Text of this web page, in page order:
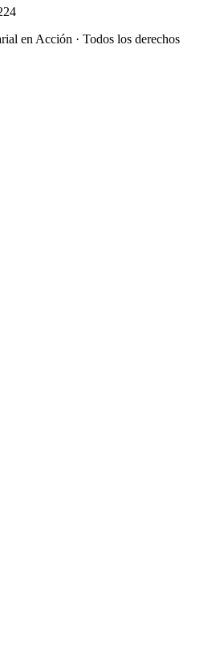
en Acción · Todos los derechos